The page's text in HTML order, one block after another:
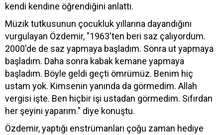
kendi kendine öğrendiğini anlattı.
Müzik tutkusunun çocukluk yıllarına dayandığını
vurgulayan Özdemir, "1963'ten beri saz çalıyordum.
2000'de de saz yapmaya başladım. Sonra ut yapmaya
başladım. Daha sonra kabak kemane yapmaya
başladım. Böyle geldi geçti ömrümüz. Benim hiç
ustam yok. Kimsenin yanında da görmedim. Allah
vergisi işte. Ben hiçbir işi ustadan görmedim. Sıfırdan
her şeyini yaparım." diye konuştu.
Özdemir, yaptığı enstrümanları çoğu zaman hediye